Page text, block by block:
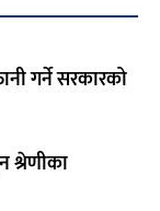
गर्ने सरकारको